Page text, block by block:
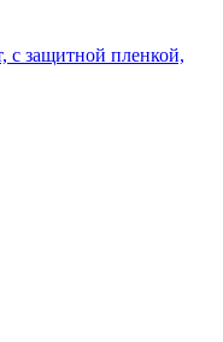
с защитной пленкой,